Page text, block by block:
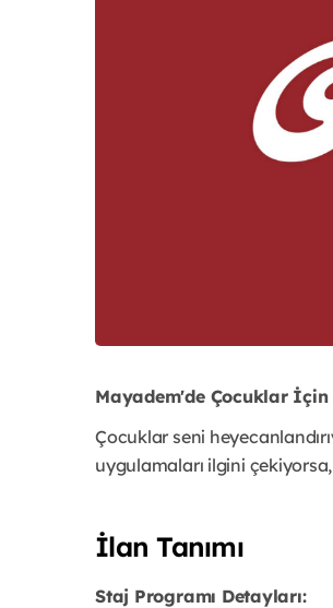
Mayadem'de Çocuklar İçin
Çocuklar seni
uygulamaları ilgini
İlan Tanımı
Staj Programı Detayları: